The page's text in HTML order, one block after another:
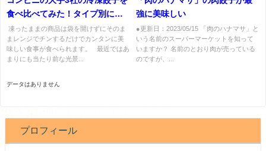
食べ比べてみた！タイプ別にオ
ススメします
凍ったままの商品は袋を開けずにそのま
まレンジでチンするだけでカンタンに美
味しい食事が食べられます。 最近ではあ
まりにも当たり前な光景...
強に美味しい
●更新日：2023/05/15 「肉のハナマサ」と
いう名前のスーパーマーケットを知って
いますか？ 名前のとおり肉が売っている
のですが、...
データはありません
プロフィール